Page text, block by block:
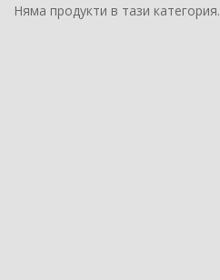
Няма продукти в тази категория.